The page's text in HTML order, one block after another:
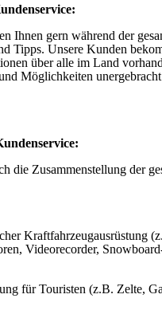
Ihnen gern während der
Tipps. Unsere Kunden
über alle im Land
Möglichkeiten
service:
die Zusammenstellung der
Kraftfahrzeugausrüstung
Videorecorder,
für Touristen (z.B. Zelte,